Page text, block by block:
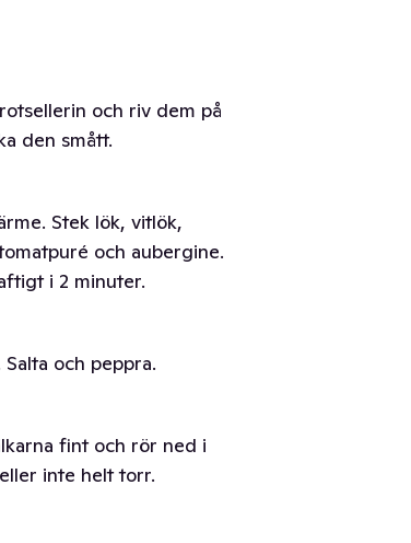
och riv dem på
den smått.
Stek lök, vitlök,
och aubergine.
i 2 minuter.
och peppra.
fint och rör ned i
inte helt torr.